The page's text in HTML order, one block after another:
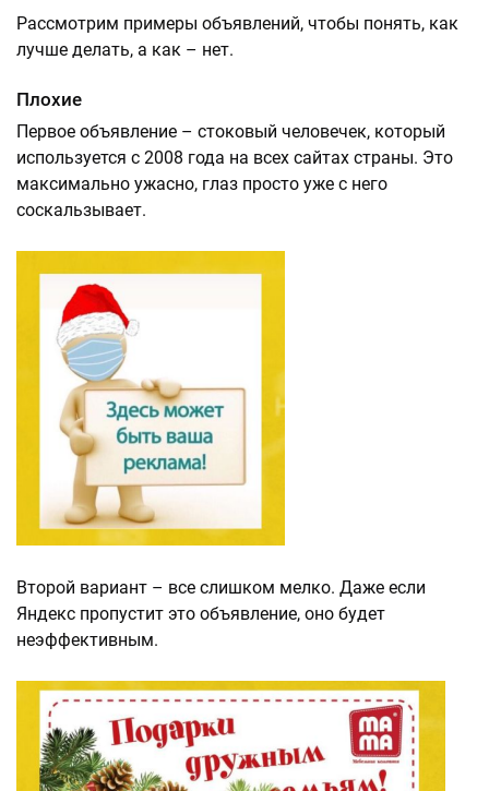
Рассмотрим примеры объявлений, чтобы понять, как
лучше делать, а как – нет.
Плохие
Первое объявление – cтоковый человечек, который
используется с 2008 года на всех сайтах страны. Это
максимально ужасно, глаз просто уже с него
соскальзывает.
Второй вариант – все слишком мелко. Даже если
Яндекс пропустит это объявление, оно будет
неэффективным.